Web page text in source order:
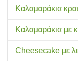
Καλαμαράκια
Καλαμαράκια με
Cheesecake με